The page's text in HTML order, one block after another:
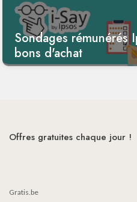
Sondages rémunérés
bons d'achat
Offres gratuites chaque jour !
Gratis.be